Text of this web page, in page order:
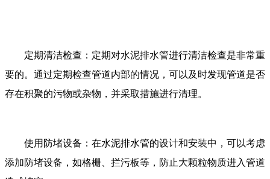
定期清洁检查：定期对水泥排水管进行清洁检查是非常重
要的。通过定期检查管道内部的情况，可以及时发现管道是否
存在积聚的污物或杂物，并采取措施进行清理。
使用防堵设备：在水泥排水管的设计和安装中，可以考虑
添加防堵设备，如格栅、拦污板等，防止大颗粒物质进入管道